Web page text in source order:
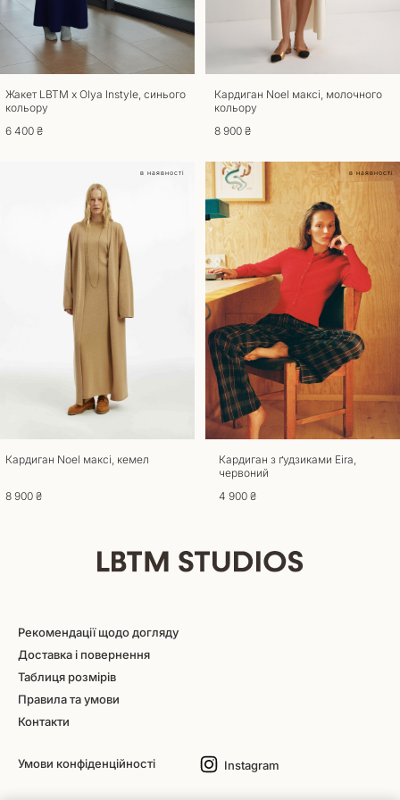
Повернення
Для повернення та обміну товару потрібна наявність документа, що
підтверджує покупку. Товари, що були у вживанні до повернення та
обміну не приймаються. Повернути товар можливо, якщо збережено
обміну – 14 днів з моменту отримання замовлення. Звертаємо вашу
увагу на те, що товари індивідуального пошиття не підлягають обміну
оплачується за рахунок покупця. У разі якщо ви отримали товар
Жакет LBTM x Olya Instyle, синього
кольору
6 400 ₴
Кардиган Noel максі, молочного
кольору
8 900 ₴
в наявності
Кардиган Noel максі, кемел
8 900 ₴
в наявності
Кардиган з ґудзиками Eira,
червоний
4 900 ₴
Рекомендації щодо догляду
Доставка і повернення
Таблиця розмірів
Правила та умови
Контакти
Умови конфіденційності Instagram